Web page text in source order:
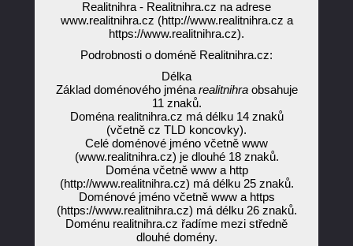
Realitnihra - Realitnihra.cz na adrese
www.realitnihra.cz (http://www.realitnihra.cz a
https://www.realitnihra.cz).
Podrobnosti o doméně Realitnihra.cz:
Délka
Základ doménového jména realitnihraobsahuje
11 znaků.
Doména realitnihra.cz má délku 14 znaků
(včetně cz TLD koncovky).
Celé doménové jméno včetně www
(www.realitnihra.cz) je dlouhé 18 znaků.
Doména včetně www a http
(http://www.realitnihra.cz) má délku 25 znaků.
Doménové jméno včetně www a https
(https://www.realitnihra.cz) má délku 26 znaků.
Doménu realitnihra.cz řadíme mezi středně
dlouhé domény.